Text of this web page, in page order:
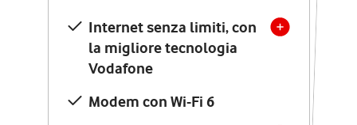
Internet senza limiti, con
la migliore tecnologia
Vodafone
Modem con Wi-Fi 6
Internet senza limiti, con
la migliore tecnologia
Vodafone
Modem Seven con Wi-Fi 7
Chiamate illimitate verso
numeri fissi e mobili